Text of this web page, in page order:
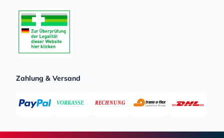
Zahlung & Versand